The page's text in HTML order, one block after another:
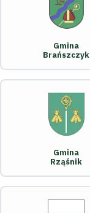
Gmina
Brańszczyk
Gmina
Rząśnik